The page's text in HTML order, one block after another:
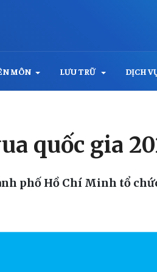
MÔN LƯU TRỮ DỊCH
quốc gia
phố Hồ Chí Minh tổ